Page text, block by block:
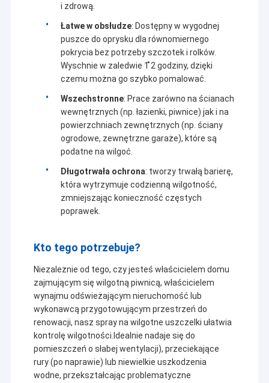
i zdrową.
Łatwe w obsłudze: Dostępny w wygodnej
puszce do oprysku dla równomiernego
pokrycia bez potrzeby szczotek i rolków.
Wyschnie w zaledwie 1 ̊2 godziny, dzięki
czemu można go szybko pomalować.
Wszechstronne: Prace zarówno na ścianach
wewnętrznych (np. łazienki, piwnice) jak i na
powierzchniach zewnętrznych (np. ściany
ogrodowe, zewnętrzne garaże), które są
podatne na wilgoć.
Długotrwała ochrona: tworzy trwałą barierę,
która wytrzymuje codzienną wilgotność,
zmniejszając konieczność częstych
poprawek.
Kto tego potrzebuje?
Niezależnie od tego, czy jesteś właścicielem domu
zajmującym się wilgotną piwnicą, właścicielem
wynajmu odświeżającym nieruchomość lub
wykonawcą przygotowującym przestrzeń do
renowacji, nasz spray na wilgotne uszczelki ułatwia
kontrolę wilgotności.Idealnie nadaje się do
pomieszczeń o słabej wentylacji), przeciekające
rury (po naprawie) lub niewielkie uszkodzenia
wodne, przekształcając problematyczne